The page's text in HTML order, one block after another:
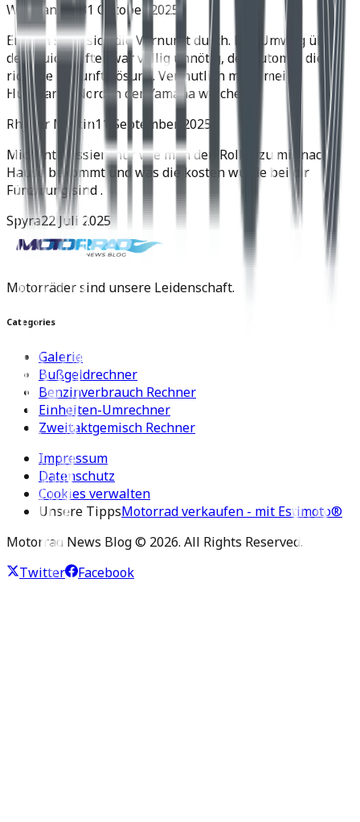
Wolfgang H. 31 Oktober 2025
Endlich setzt sich die Vernunft durch. Der Umweg über
den Quickshifter war völlig unnötig, der Automat die
richtige Zukunftslösung. Vermutlich muss meine
Husqvarna Norden der Yamaha weichen.
Rhyner Martin11 September 2025
Mich interessiert nur wie man den Roller zu mir nach
Hause bekommt und was die kosten würde bei dir
Fünzirung sind .
Spyra22 Juli 2025
Motorräder sind unsere Leidenschaft.
Categories
Galerie
Bußgeldrechner
Benzinverbrauch Rechner
Einheiten-Umrechner
Zweitaktgemisch Rechner
Impressum
Datenschutz
Cookies verwalten
Unsere TippsMotorrad verkaufen - mit Estimoto®
Motorrad News Blog © 2026. All Rights Reserved.
Twitter
Facebook